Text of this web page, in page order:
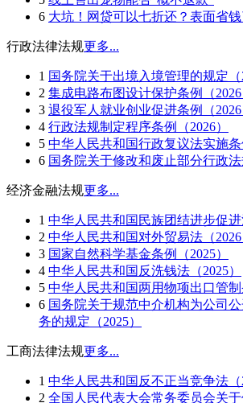
6 大坑！网贷可以七折还？表面省
行政法律法规更多...
1 国务院关于出境入境管理的规定（
2 集成电路布图设计保护条例（2026
3 退役军人就业创业促进条例（2026
4 行政法规制定程序条例（2026）
5 中华人民共和国行政复议法实施条
6 国务院关于修改和废止部分行政法
经济金融法规更多...
1 中华人民共和国民族团结进步促进
2 中华人民共和国对外贸易法（2026
3 国家自然科学基金条例（2025）
4 中华人民共和国反洗钱法（2025）
5 中华人民共和国两用物项出口管制
6 国务院关于规范中介机构为公司
务的规定（2025）
工商法律法规更多...
1 中华人民共和国反不正当竞争法（
2 全国人民代表大会常务委员会关